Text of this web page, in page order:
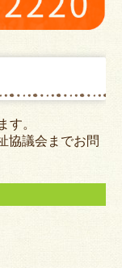
す。
協議会までお問